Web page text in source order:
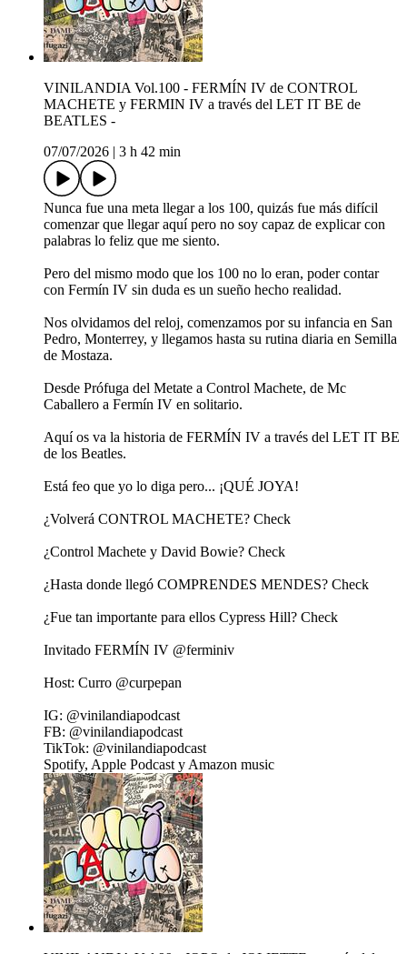
VINILANDIA Vol.100 - FERMÍN IV de CONTROL
MACHETE y FERMIN IV a través del LET IT BE de
BEATLES -
07/07/2026
3 h 42 min
Nunca fue una meta llegar a los 100, quizás fue más difícil
comenzar que llegar aquí pero no soy capaz de explicar con
palabras lo feliz que me siento.
Pero del mismo modo que los 100 no lo eran, poder contar
con Fermín IV sin duda es un sueño hecho realidad.
Nos olvidamos del reloj, comenzamos por su infancia en San
Pedro, Monterrey, y llegamos hasta su rutina diaria en Semilla
de Mostaza.
Desde Prófuga del Metate a Control Machete, de Mc
Caballero a Fermín IV en solitario.
Aquí os va la historia de FERMÍN IV a través del LET IT BE
de los Beatles.
Está feo que yo lo diga pero... ¡QUÉ JOYA!
¿Volverá CONTROL MACHETE? Check
¿Control Machete y David Bowie? Check
¿Hasta donde llegó COMPRENDES MENDES? Check
¿Fue tan importante para ellos Cypress Hill? Check
Invitado FERMÍN IV @ferminiv
Host: Curro @curpepan
IG: @vinilandiapodcast
FB: @vinilandiapodcast
TikTok: @vinilandiapodcast
Spotify, Apple Podcast y Amazon music